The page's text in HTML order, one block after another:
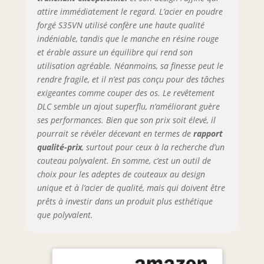
Trancher plus
longtemps, couper
plus vite, aiguiser
moins, effectuer
plus. Forgés d'un
ultra-premium
S35VN américain
hyper-acier en
poudre et traités
thermiquement à
une dureté
Rockwell 61+
carbures plus
petits et les
niveaux de pureté
plus élevés
attire immédiatement le regard. L’acier en poudre
forgé S35VN utilisé confère une haute qualité
indéniable, tandis que le manche en résine rouge
et érable assure un équilibre qui rend son
utilisation agréable. Néanmoins, sa finesse peut le
rendre fragile, et il n’est pas conçu pour des tâches
exigeantes comme couper des os. Le revêtement
DLC semble un ajout superflu, n’améliorant guère
ses performances. Bien que son prix soit élevé, il
pourrait se révéler décevant en termes de rapport
qualité-prix, surtout pour ceux à la recherche d’un
couteau polyvalent. En somme, c’est un outil de
choix pour les adeptes de couteaux au design
unique et à l’acier de qualité, mais qui doivent être
prêts à investir dans un produit plus esthétique
que polyvalent.